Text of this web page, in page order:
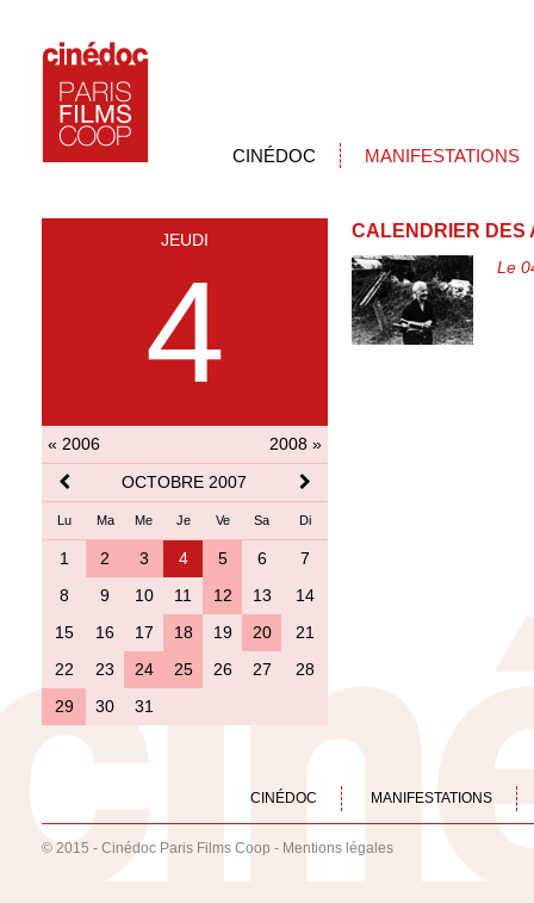
CINÉDOC MANIFESTATIONS
JEUDI
4
« 2006
2008 »
OCTOBRE 2007
Lu Ma Me Je Ve Sa Di
1 2 3 4 5 6
7
8
9 10 11 12 13
14
15
16 17 18 19 20
21
22
23 24 25 26 27
28
29
30 31
CALENDRIER DES
Le
CINÉDOC MANIFESTATIONS
© 2015 - Cinédoc Paris Films Coop - Mentions légales